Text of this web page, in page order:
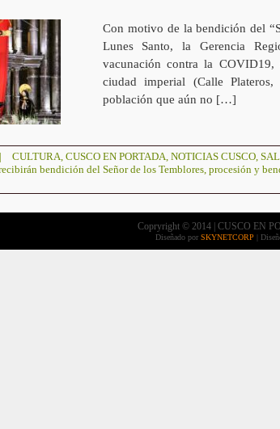
Con motivo de la bendición del
Lunes Santo, la Gerencia
vacunación contra la
ciudad imperial (Calle
población que aún no […]
| CULTURA CUSCO EN PORTADA NOTICIAS CUSCO,
bendición del Señor de los Temblores, procesión y
Copryright © 2014 | CUSCO EN
Diseñado por SKYNETCORP |